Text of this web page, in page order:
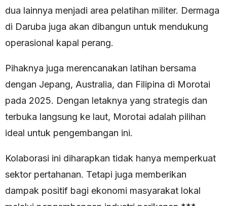
dua lainnya menjadi area pelatihan militer. Dermaga
di Daruba juga akan dibangun untuk mendukung
operasional kapal perang.
Pihaknya juga merencanakan latihan bersama
dengan Jepang, Australia, dan Filipina di Morotai
pada 2025. Dengan letaknya yang strategis dan
terbuka langsung ke laut, Morotai adalah pilihan
ideal untuk pengembangan ini.
Kolaborasi ini diharapkan tidak hanya memperkuat
sektor pertahanan. Tetapi juga memberikan
dampak positif bagi ekonomi masyarakat lokal